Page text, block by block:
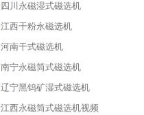
四川永磁湿式磁选机
江西干粉永磁选机
河南干式磁选机
南宁永磁筒式磁选机
辽宁黑钨矿湿式磁选机
江西永磁筒式磁选机视频